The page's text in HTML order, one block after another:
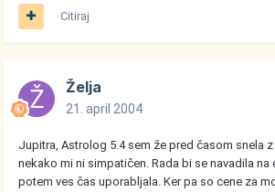
Citiraj
Želja
21. april 2004
Jupitra, Astrolog 5.4 sem že pred časom snela
nekako mi ni simpatičen. Rada bi se navadila na
potem ves čas uporabljala. Ker pa so cene za